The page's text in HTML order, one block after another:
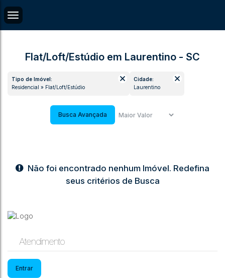
Flat/Loft/Estúdio em Laurentino - SC
Tipo de Imóvel:
Residencial » Flat/Loft/Estúdio
Cidade:
Laurentino
Busca Avançada
Não foi encontrado nenhum Imóvel. Redefina
seus critérios de Busca
Atendimento
Entrar